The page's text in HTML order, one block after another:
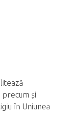
și
în Uniunea